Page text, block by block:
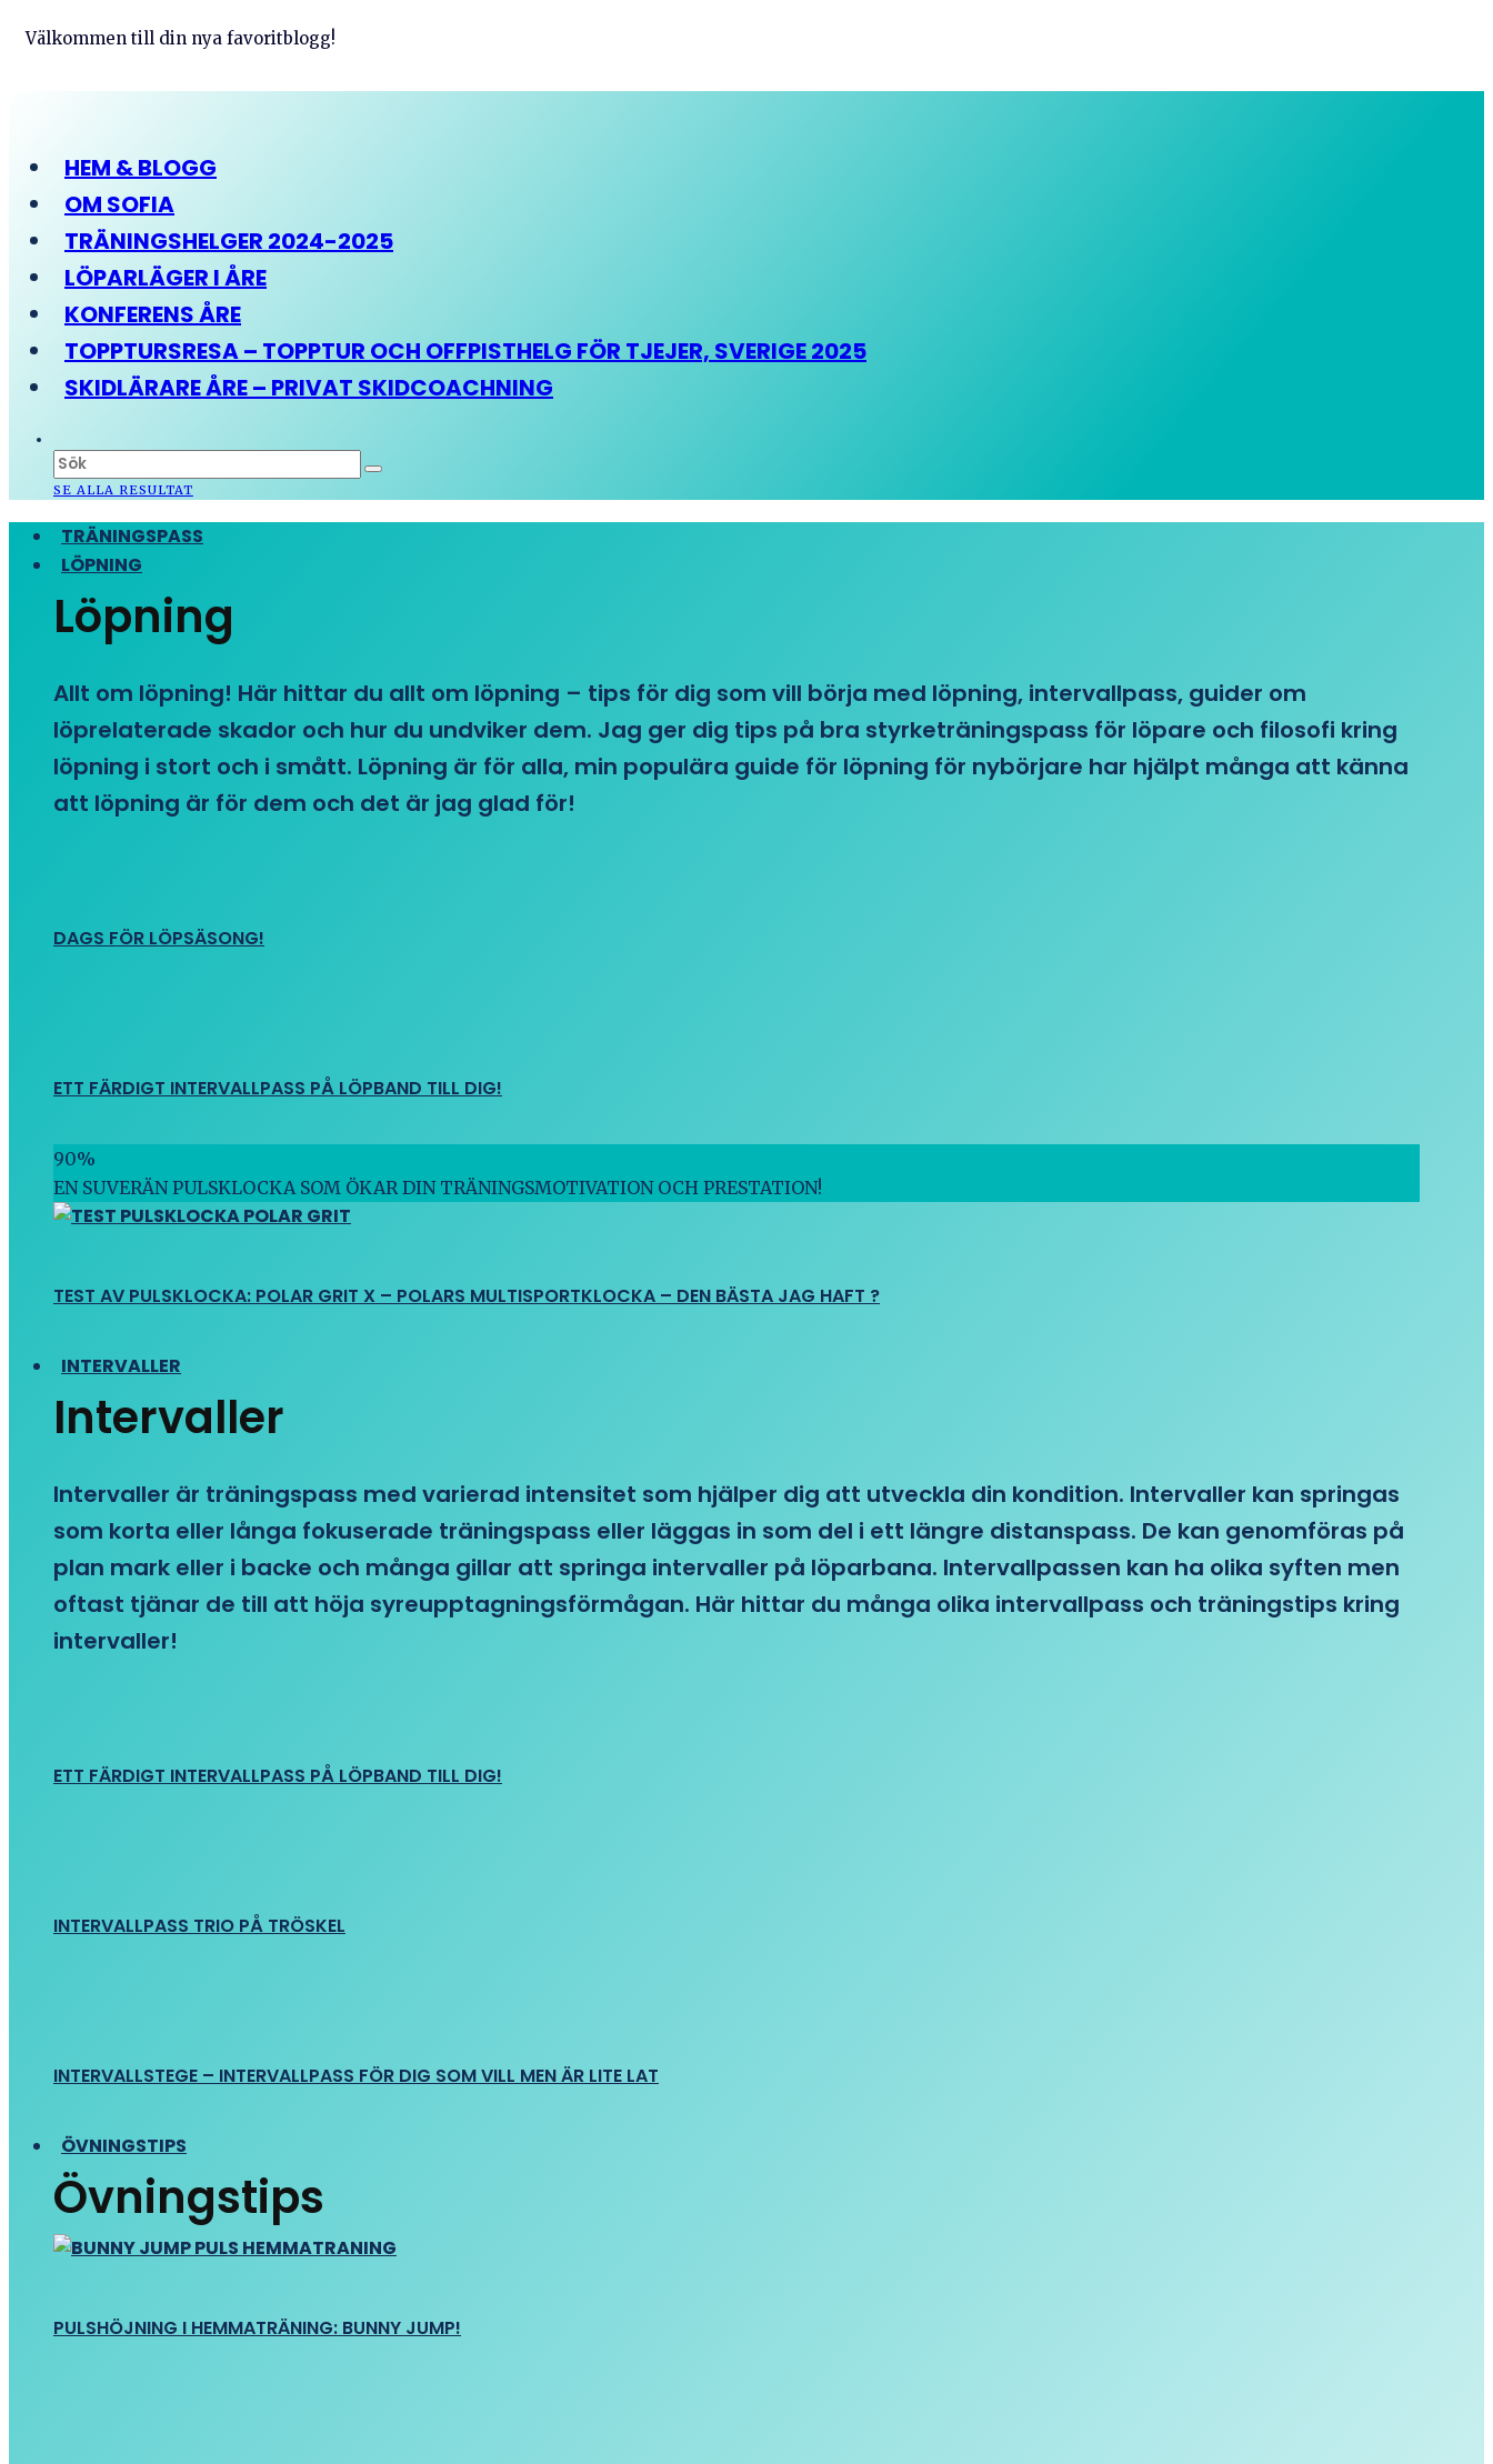
Välkommen till din nya favoritblogg!
HEM & BLOGG
OM SOFIA
TRÄNINGSHELGER 2024-2025
LÖPARLÄGER I ÅRE
KONFERENS ÅRE
TOPPTURSRESA – TOPPTUR OCH OFFPISTHELG FÖR TJEJER, SVERIGE 2025
SKIDLÄRARE ÅRE – PRIVAT SKIDCOACHNING
SE ALLA RESULTAT
TRÄNINGSPASS
LÖPNING
Löpning
Allt om löpning! Här hittar du allt om löpning – tips för dig som vill börja med löpning, intervallpass, guider om
löprelaterade skador och hur du undviker dem. Jag ger dig tips på bra styrketräningspass för löpare och filosofi kring
löpning i stort och i smått. Löpning är för alla, min populära guide för löpning för nybörjare har hjälpt många att känna
att löpning är för dem och det är jag glad för!
DAGS FÖR LÖPSÄSONG!
ETT FÄRDIGT INTERVALLPASS PÅ LÖPBAND TILL DIG!
90%
EN SUVERÄN PULSKLOCKA SOM ÖKAR DIN TRÄNINGSMOTIVATION OCH PRESTATION!
TEST AV PULSKLOCKA: POLAR GRIT X – POLARS MULTISPORTKLOCKA – DEN BÄSTA JAG HAFT ?
INTERVALLER
Intervaller
Intervaller är träningspass med varierad intensitet som hjälper dig att utveckla din kondition. Intervaller kan springas
som korta eller långa fokuserade träningspass eller läggas in som del i ett längre distanspass. De kan genomföras på
plan mark eller i backe och många gillar att springa intervaller på löparbana. Intervallpassen kan ha olika syften men
oftast tjänar de till att höja syreupptagningsförmågan. Här hittar du många olika intervallpass och träningstips kring
intervaller!
ETT FÄRDIGT INTERVALLPASS PÅ LÖPBAND TILL DIG!
INTERVALLPASS TRIO PÅ TRÖSKEL
INTERVALLSTEGE – INTERVALLPASS FÖR DIG SOM VILL MEN ÄR LITE LAT
ÖVNINGSTIPS
Övningstips
PULSHÖJNING I HEMMATRÄNING: BUNNY JUMP!